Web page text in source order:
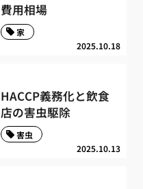
費用相場
2025.10.18
家
HACCP義務化と飲食
店の害虫駆除
2025.10.13
害虫